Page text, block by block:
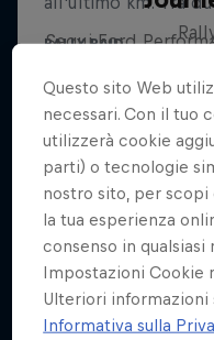
Segui Ford
Questo sito Web
necessari. Con il tuo
utilizzerà cookie
parti) o tecnologie
nostro sito, per
la tua esperienza
consenso in
Impostazioni Cookie
Ulteriori informazioni
Informativa sulla